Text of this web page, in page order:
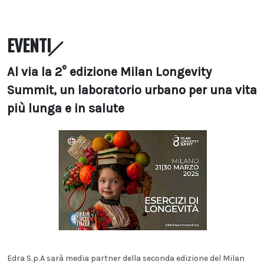
EVENTI
Al via la 2° edizione Milan Longevity
Summit, un laboratorio urbano per una vita
più lunga e in salute
Edra S.p.A sarà media partner della seconda edizione del Milan